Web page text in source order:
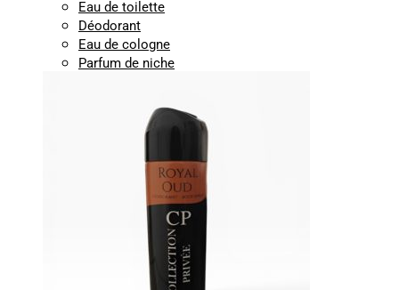
Eau de toilette
Déodorant
Eau de cologne
Parfum de niche